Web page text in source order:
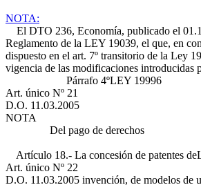
NOTA:
El DTO 236, Economía, publicado el
Reglamento de la LEY 19039, el que, en
dispuesto en el art. 7º transitorio de la Ley
vigencia de las modificaciones introducidas
Párrafo 4ºLEY 19996
Art. único Nº 21
D.O. 11.03.2005
NOTA
Del pago de derechos
Artículo 18.- La concesión de patentes de
Art. único Nº 22
D.O. 11.03.2005 invención, de modelos de